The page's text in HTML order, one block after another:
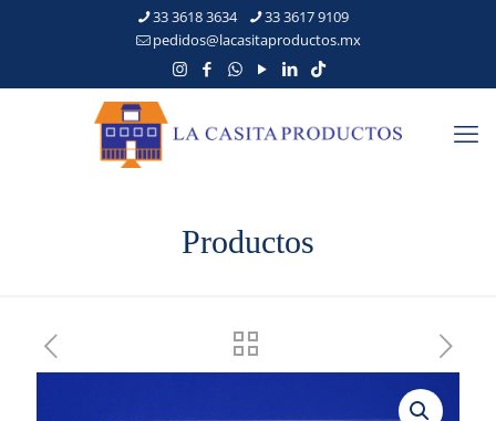
33 3618 3634
33 3617 9109
pedidos@lacasitaproductos.mx
Productos